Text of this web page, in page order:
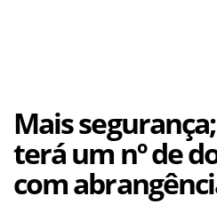
Mais
terá um nº de
com